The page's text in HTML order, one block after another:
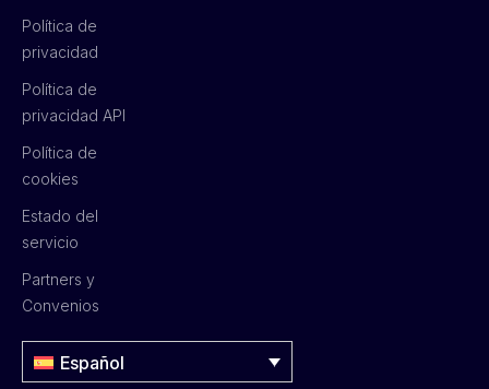
Política de
privacidad
Política de
privacidad API
Política de
cookies
Estado del
servicio
Partners y
Convenios
Español